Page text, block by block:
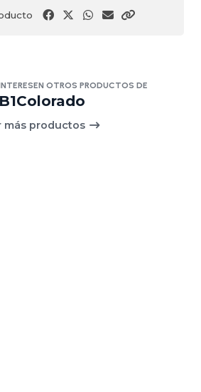
OTROS PRODUCTOS DE
B1Colorado
más productos